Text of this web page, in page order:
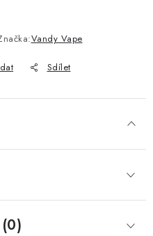
Vandy Vape
Sdílet